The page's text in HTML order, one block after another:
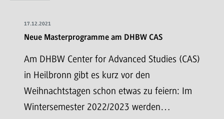
17.12.2021
Neue Masterprogramme am DHBW CAS
Am DHBW Center for Advanced Studies (CAS)
in Heilbronn gibt es kurz vor den
Weihnachtstagen schon etwas zu feiern: Im
Wintersemester 2022/2023 werden…